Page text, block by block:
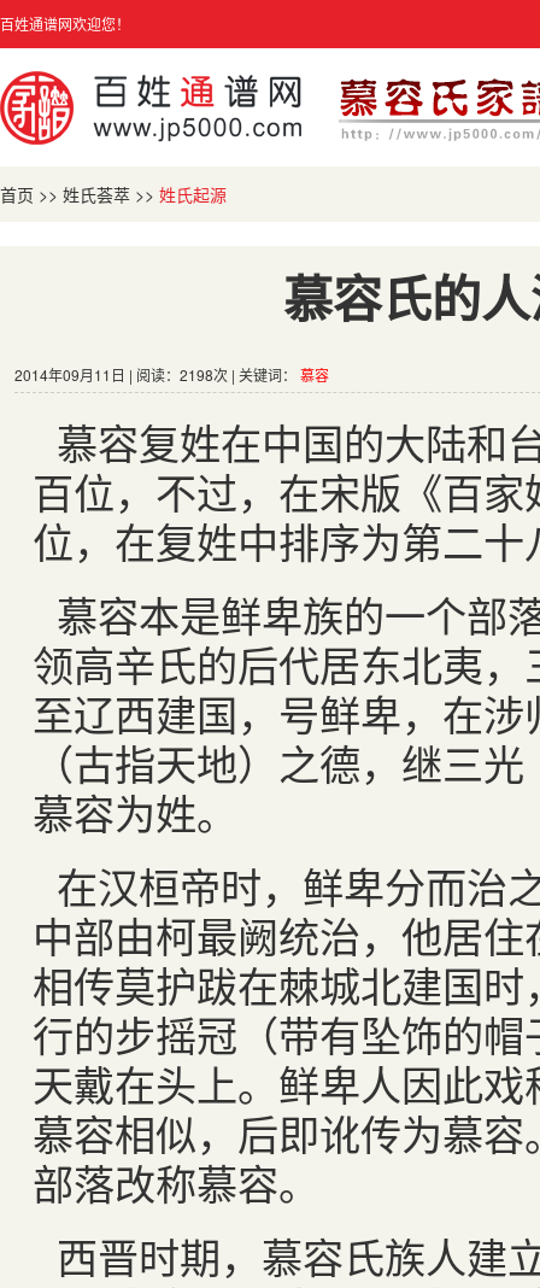
百姓通谱网欢迎您！
首页 >> 姓氏荟萃 >> 姓氏起源
慕容氏的
2014年09月11日 | 阅读：2198次 | 关键词： 慕容
慕容复姓在中国的大陆和
百位，不过，在宋版《百
位，在复姓中排序为第二十
慕容本是鲜卑族的一个部
领高辛氏的后代居东北夷
至辽西建国，号鲜卑，在
（古指天地）之德，继三
慕容为姓。
在汉桓帝时，鲜卑分而治
中部由柯最阙统治，他居
相传莫护跋在棘城北建国
行的步摇冠（带有坠饰的
天戴在头上。鲜卑人因此戏
慕容相似，后即讹传为慕
部落改称慕容。
西晋时期，慕容氏族人建